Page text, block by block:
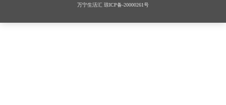
万宁生活汇 琼ICP备-20000261号